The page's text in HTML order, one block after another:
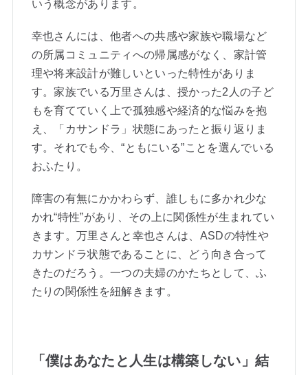
いう概念があります。
幸也さんには、他者への共感や家族や職場など
の所属コミュニティへの帰属感がなく、家計管
理や将来設計が難しいといった特性がありま
す。家族でいる万里さんは、授かった2人の子ど
もを育てていく上で孤独感や経済的な悩みを抱
え、「カサンドラ」状態にあったと振り返りま
す。それでも今、“ともにいる”ことを選んでいる
おふたり。
障害の有無にかかわらず、誰しもに多かれ少な
かれ“特性”があり、その上に関係性が生まれてい
きます。万里さんと幸也さんは、ASDの特性や
カサンドラ状態であることに、どう向き合って
きたのだろう。一つの夫婦のかたちとして、ふ
たりの関係性を紐解きます。
「僕はあなたと人生は構築しない」結